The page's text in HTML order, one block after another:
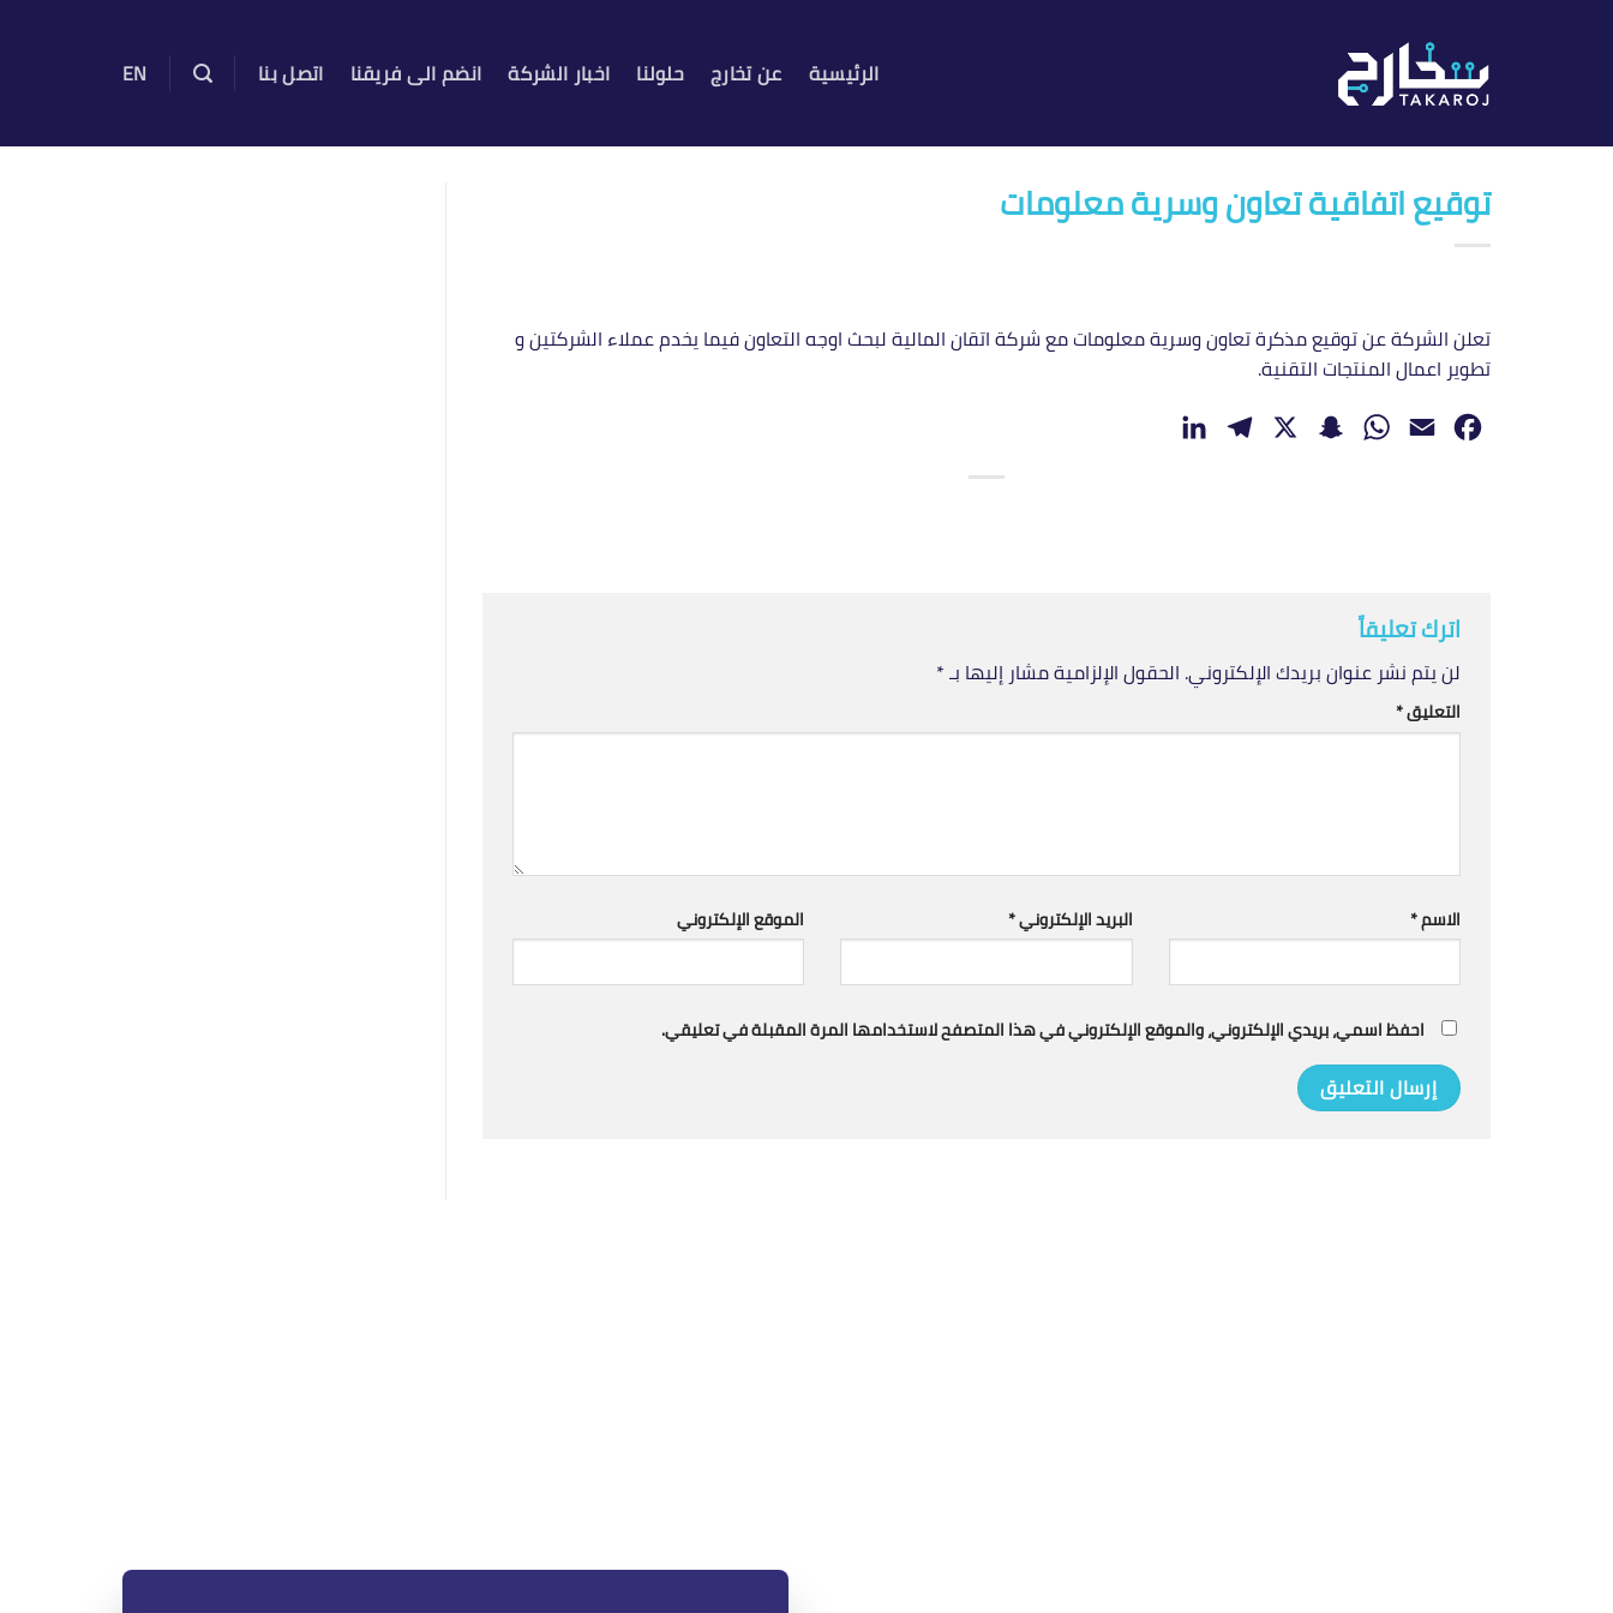
الرئيسية
عن تخارج حلولنا اخبار الشركة انضم الى فريقنا اتصل بنا EN
توقيع اتفاقية تعاون وسرية معلومات
تعلن الشركة عن توقيع مذكرة تعاون وسرية معلومات مع شركة اتقان المالية لبحث اوجه التعاون فيما يخدم عملاء الشركتين و
تطوير اعمال المنتجات التقنية.
Facebook
Email
WhatsApp
Snapchat
Telegram
اترك تعليقاً
لن يتم نشر عنوان بريدك الإلكتروني. الحقول الإلزامية مشار إليها بـ*
التعليق*
الاسم* البريد الإلكتروني* الموقع الإلكتروني
احفظ اسمي، بريدي الإلكتروني، والموقع الإلكتروني في هذا المتصفح لاستخدامها المرة المقبلة في تعليقي.